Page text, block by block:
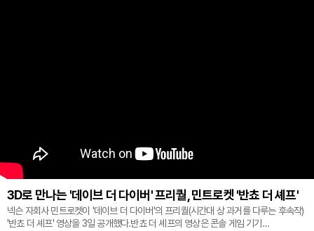
3D로 만나는 '데이브 더 다이버' 프리퀄, 민트로켓 '반쵸 더 셰프'
넥슨 자회사 민트로켓이 '데이브 더 다이버'의 프리퀄(시간대 상 과거를 다루는 후속작)
'반쵸 더 셰프' 영상을 3일 공개했다.반쵸 더 셰프의 영상은 콘솔 게임 기기